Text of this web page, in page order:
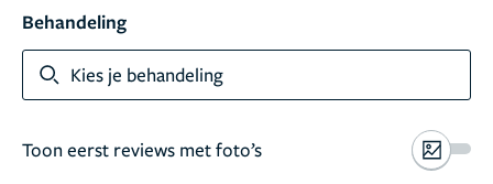
Behandeling
Kies je behandeling
Toon eerst reviews met foto’s